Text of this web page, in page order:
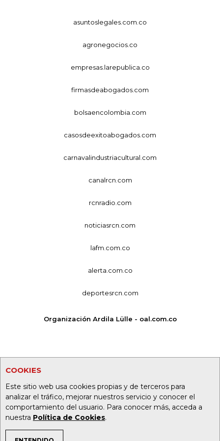
COOKIES
Este sitio web usa cookies propias y de terceros para
analizar el tráfico, mejorar nuestros servicio y conocer el
comportamiento del usuario. Para conocer más, acceda a
nuestra Política de Cookies.
asuntoslegales.com.co
agronegocios.co
empresas.larepublica.co
firmasdeabogados.com
bolsaencolombia.com
casosdeexitoabogados.com
carnavalindustriacultural.com
canalrcn.com
rcnradio.com
noticiasrcn.com
lafm.com.co
alerta.com.co
deportesrcn.com
Organización Ardila Lülle - oal.com.co